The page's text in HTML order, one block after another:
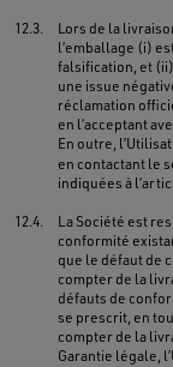
12.3.
Lors de la
l’emballage (i)
falsification, et
une issue
réclamation
en l’acceptant
En outre,
en contactant le
indiquées à
12.4.
La Société est
conformité
que le défaut de
compter de la
défauts de
se prescrit, en
compter de la
Garantie légale,